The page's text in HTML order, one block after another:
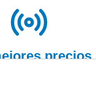
precios,